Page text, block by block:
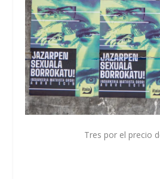
Tres por el precio